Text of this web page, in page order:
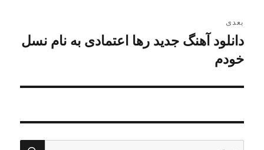
بعدی
نوشته
بعدی:
دانلود آهنگ جدید رها اعتمادی به نام نسل
خودم